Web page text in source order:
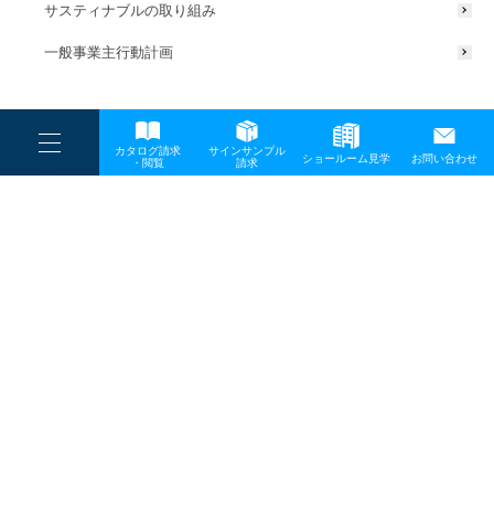
----
----
-
カタログ請求
・閲覧
サインサンプル
請求
ショールーム見学 お問い合わせ
サスティナブルの取り組み
一般事業主行動計画